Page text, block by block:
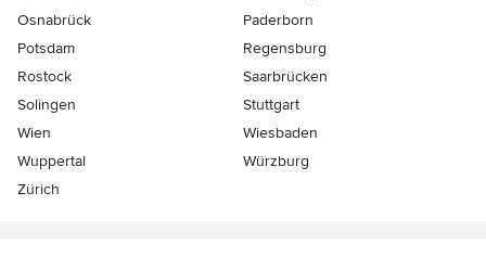
Osnabrück
Paderborn
Potsdam
Regensburg
Rostock
Saarbrücken
Solingen
Stuttgart
Wien
Wiesbaden
Wuppertal
Würzburg
Zürich